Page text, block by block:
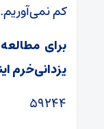
کم
برای
یزدانی‌خرم
۵۹۲۴۴